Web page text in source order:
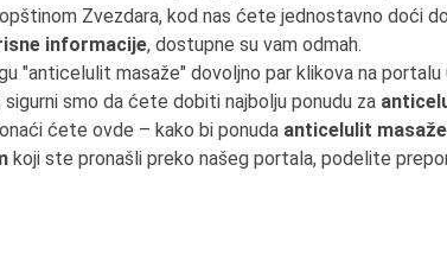
Zvezdara, kod nas ćete jednostavno doći do
informacije, dostupne su vam odmah.
"anticelulit masaže" dovoljno par klikova na
smo da ćete dobiti najbolju ponudu za
ćete ovde – kako bi ponuda anticelulit masaže
koji ste pronašli preko našeg portala, podelite